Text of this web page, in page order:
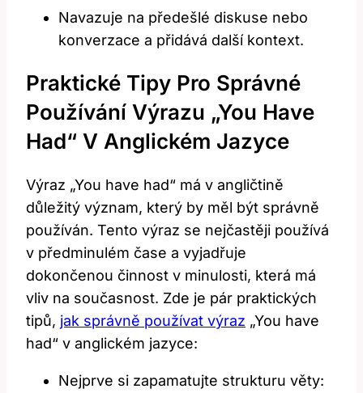
Navazuje na předešlé diskuse nebo
konverzace a přidává další kontext.
Praktické Tipy Pro Správné
Používání Výrazu „You Have
Had“ V Anglickém Jazyce
Výraz „You have had“ má v angličtině
důležitý význam, který by měl být správně
používán. Tento výraz se nejčastěji používá
v předminulém čase a vyjadřuje
dokončenou činnost v minulosti, která má
vliv na současnost. Zde je pár praktických
tipů, jak správně používat výraz „You have
had“ v anglickém jazyce:
Nejprve si zapamatujte strukturu věty: